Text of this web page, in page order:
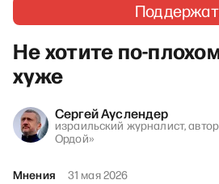
Не хотите по-
хуже
Сергей Ауслендер
израильский журналист,
Ордой»
Мнения 31 мая 2026